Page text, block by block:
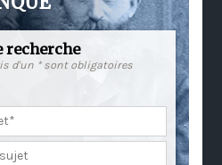
recherche
d'un * sont obligatoires